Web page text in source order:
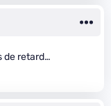
de retard…